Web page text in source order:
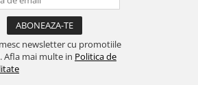
newsletter cu promotiile
Afla mai multe in Politica de